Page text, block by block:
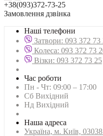
+38(093)372-73-25
Замовлення дзвінка
Наші телефони
Затвори: 093 372 73
Колеса: 093 372 73
Візки: 093 372 73 25
Час роботи
Пн - Чт: 09:00 – 17:00
Сб Вихідний
Нд Вихідний
Наша адреса
Українa, м. Київ,